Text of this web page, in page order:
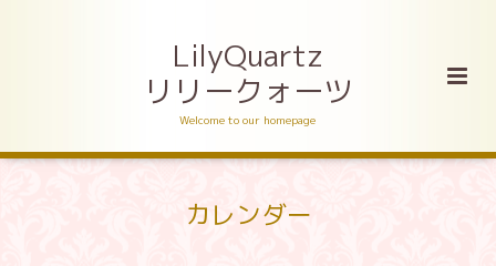
LilyQuartz
リリークォーツ
Welcome to our homepage
カレンダー